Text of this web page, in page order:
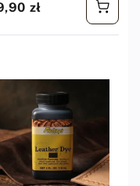
regularna
zł